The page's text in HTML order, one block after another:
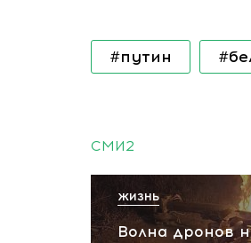
#путин
СМИ2
Волна дронов
ЖИЗНЬ